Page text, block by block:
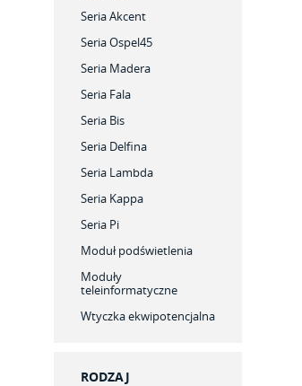
Seria Akcent
Seria Ospel45
Seria Madera
Seria Fala
Seria Bis
Seria Delfina
Seria Lambda
Seria Kappa
Seria Pi
Moduł podświetlenia
Moduły
teleinformatyczne
Wtyczka ekwipotencjalna
RODZAJ